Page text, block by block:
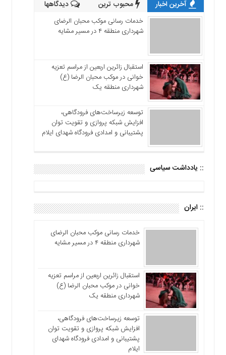
آخرین اخبار محبوب ترین دیدگاهها
خدمات رسانی موکب محبان الرضای
شهرداری منطقه ۴ در مسیر مشایه
استقبال زائرین اربعین از مراسم تعزیه
خوانی در موکب محبان الرضا (ع)
شهرداری منطقه یک
توسعه زیرساخت‌های فرودگاهی،
افزایش شبکه پروازی و تقویت توان
پشتیبانی و امدادی فرودگاه شهدای ایلام
:: یادداشت سیاسی
:: ایران
خدمات رسانی موکب محبان الرضای
شهرداری منطقه ۴ در مسیر مشایه
استقبال زائرین اربعین از مراسم تعزیه
خوانی در موکب محبان الرضا (ع)
شهرداری منطقه یک
توسعه زیرساخت‌های فرودگاهی،
افزایش شبکه پروازی و تقویت توان
پشتیبانی و امدادی فرودگاه شهدای
ایلام